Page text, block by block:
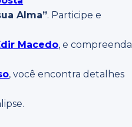
Alma”. Participe e
Macedo, e compreenda
, você encontra detalhes